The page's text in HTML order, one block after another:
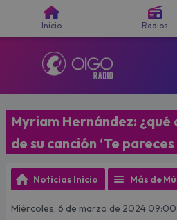
Inicio Radios
Myriam Hernández:
de su canción ‘Te
Noticias Inicio Más de
Miércoles, 6 de marzo de 2024 09:00